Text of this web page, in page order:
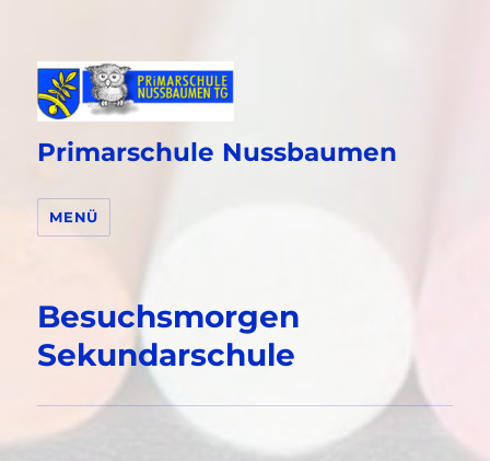
Primarschule Nussbaumen
MENÜ
Besuchsmorgen
Sekundarschule